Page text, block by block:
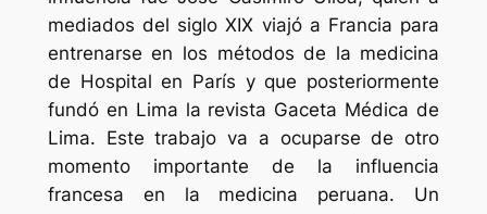
mediados del siglo XIX viajó a Francia para
entrenarse en los métodos de la medicina
de Hospital en París y que posteriormente
fundó en Lima la revista Gaceta Médica de
Lima. Este trabajo va a ocuparse de otro
momento importante de la influencia
francesa en la medicina peruana. Un